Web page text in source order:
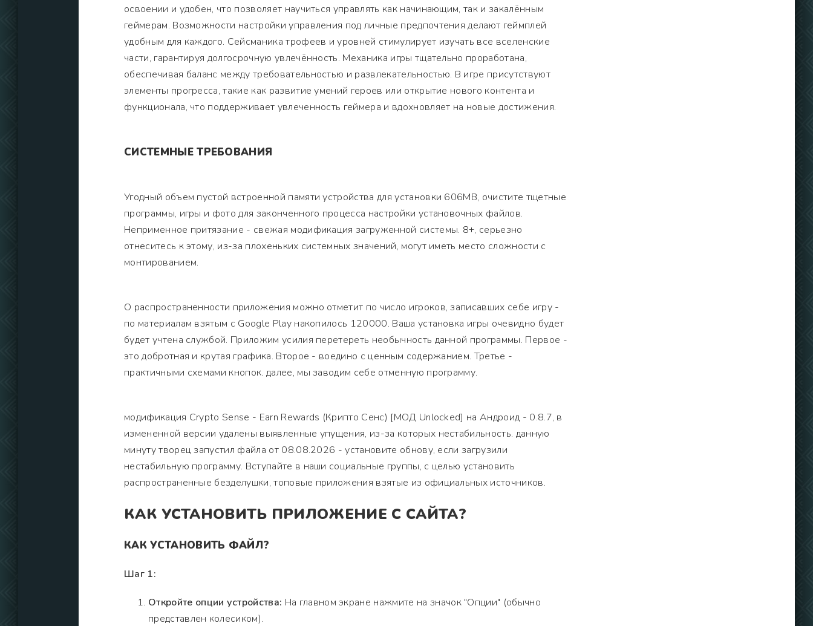
освоении и удобен, что позволяет научиться управлять как начинающим, так и закалённым
геймерам. Возможности настройки управления под личные предпочтения делают геймплей
удобным для каждого. Сейсманика трофеев и уровней стимулирует изучать все вселенские
части, гарантируя долгосрочную увлечённость. Механика игры тщательно проработана,
обеспечивая баланс между требовательностью и развлекательностью. В игре присутствуют
элементы прогресса, такие как развитие умений героев или открытие нового контента и
функционала, что поддерживает увлеченность геймера и вдохновляет на новые достижения.
СИСТЕМНЫЕ ТРЕБОВАНИЯ
Угодный объем пустой встроенной памяти устройства для установки 606MB, очистите тщетные
программы, игры и фото для законченного процесса настройки установочных файлов.
Неприменное притязание - свежая модификация загруженной системы. 8+, серьезно
отнеситесь к этому, из-за плохеньких системных значений, могут иметь место сложности с
монтированием.
О распространенности приложения можно отметит по число игроков, записавших себе игру -
по материалам взятым с Google Play накопилось 120000. Ваша установка игры очевидно будет
будет учтена службой. Приложим усилия перетереть необычность данной программы. Первое -
это добротная и крутая графика. Второе - воедино с ценным содержанием. Третье -
практичными схемами кнопок. далее, мы заводим себе отменную программу.
модификация Crypto Sense - Earn Rewards (Крипто Сенс) [МОД Unlocked] на Андроид - 0.8.7, в
измененной версии удалены выявленные упущения, из-за которых нестабильность. данную
минуту творец запустил файла от 08.08.2026 - установите обнову, если загрузили
нестабильную программу. Вступайте в наши социальные группы, с целью установить
распространенные безделушки, топовые приложения взятые из официальных источников.
КАК УСТАНОВИТЬ ПРИЛОЖЕНИЕ С САЙТА?
КАК УСТАНОВИТЬ ФАЙЛ?
Шаг 1:
Откройте опции устройства: На главном экране нажмите на значок "Опции" (обычно
представлен колесиком).